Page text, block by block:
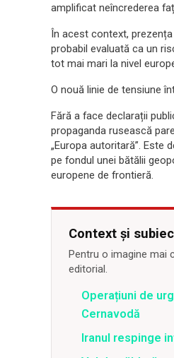
amplificat neîncrederea
În acest context,
probabil evaluată ca un
tot mai mari la nivel
O nouă linie de tensiune
Fără a face declarații
propaganda rusească
„Europa autoritară”. Este
pe fondul unei bătălii
europene de frontieră.
Context și
Pentru o imagine mai
editorial.
Operațiuni de
Cernavodă
Iranul respinge